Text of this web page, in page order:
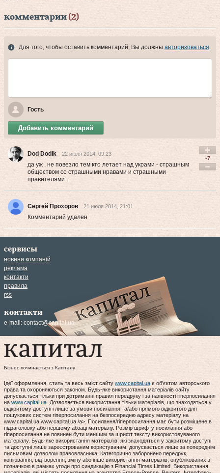
комментарии (2)
Для того, чтобы оставить комментарий, Вы должны авторизоваться
Гость
Добавить комментарий
Dod Dodik 22 июля 2014, 09:23
да уж . не повезло тем кто летает над украми - страшным
обществом со страшными нравами и страшными
правителями....
-7
Сергей Прохоров 21 июля 2014, 21:01
Комментарий удален
сервисы
новини компаній
реклама
контакти
правила
rss
контакти
e-mail: contact@capital.ua
Бізнес починається з Капіталу
Ідеї оформлення, стиль та весь зміст сайту www.capital.ua є об'єктом авторського
права та охороняються законом. Будь-яке використання матеріалів сайту
допускається тільки при дотриманні правил передруку і за наявності гіперпосилання
на www.capital.ua . Дозволяється використання тільки матеріалів, що знаходяться у
відкритому доступі і лише за умови посилання та/або прямого відкритого для
пошукових систем гіперпосилання на безпосередню адресу матеріалу на
www.capital.ua www.capital.ua /a>. Посилання/гіперпосилання має бути розміщене в
підзаголовку або першому абзаці матеріалу. Розмір шрифту посилання або
гіперпосилання не повинен бути меншим за шрифт тексту використовуваного
матеріалу. Будь-яке використання матеріалів, які знаходяться у закритому доступі
та доступні лише зареєстрованим користувачам, допускається лише за попереднім
письмовим дозволом правовласника. Категорично заборонено передрук,
копіювання, відтворення, зміну або інше використання матеріалів, опублікованих з
позначкою в рамках угоди про синдикацію з Financial Times Limited. Використання